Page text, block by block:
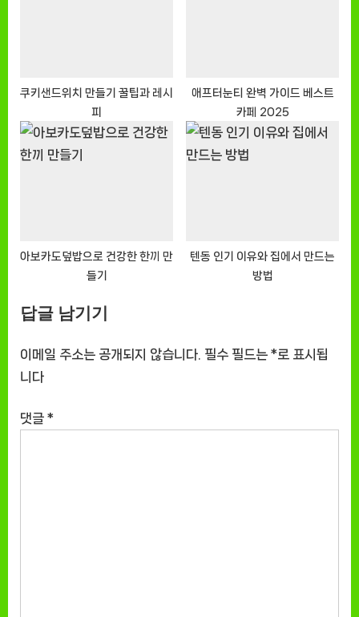
쿠키샌드위치 만들기 꿀팁과 레시
피
애프터눈티 완벽 가이드 베스트
카페 2025
아보카도덮밥으로 건강한 한끼 만
들기
텐동 인기 이유와 집에서 만드는
방법
답글 남기기
이메일 주소는 공개되지 않습니다. 필수 필드는 *로 표시됩
니다
댓글 *